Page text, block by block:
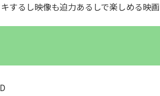
するし映像も迫力あるしで楽しめる映画